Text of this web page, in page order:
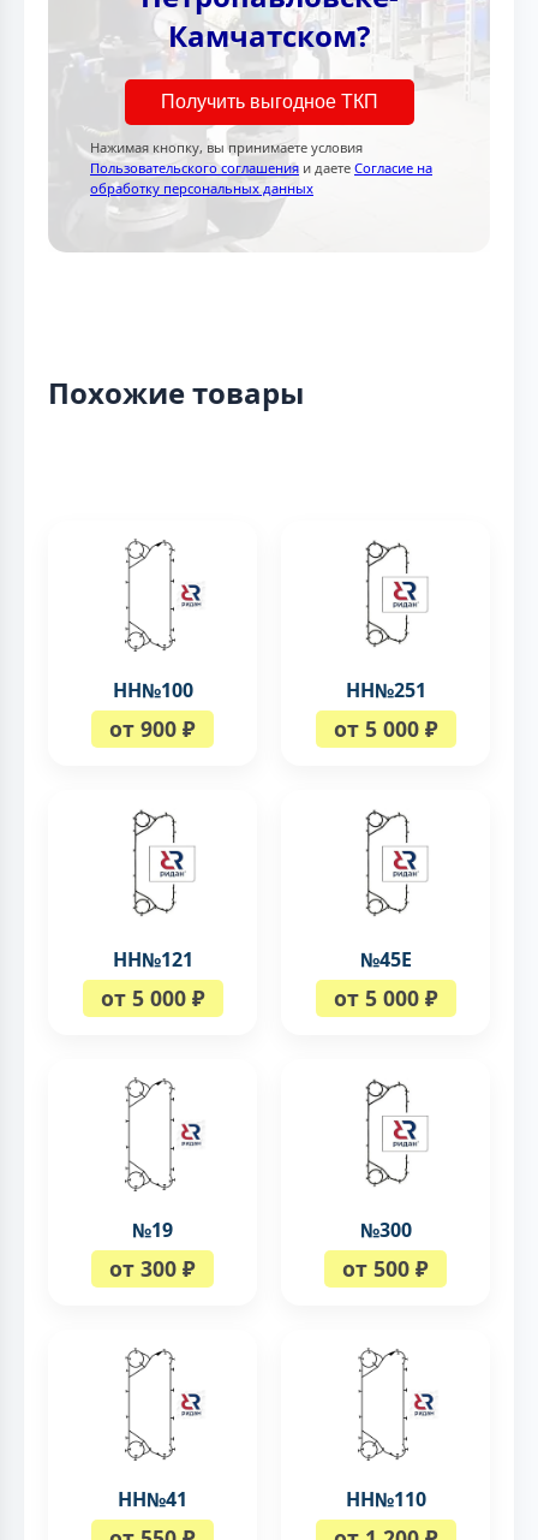
Камчатском?
Получить выгодное ТКП
Нажимая кнопку, вы принимаете условия
Пользовательского соглашения и даете Согласие на
обработку персональных данных
Похожие товары
НН№100
от 900 ₽
НН№251
от 5 000 ₽
НН№121
от 5 000 ₽
№45Е
от 5 000 ₽
№19
от 300 ₽
№300
от 500 ₽
НН№41 НН№110